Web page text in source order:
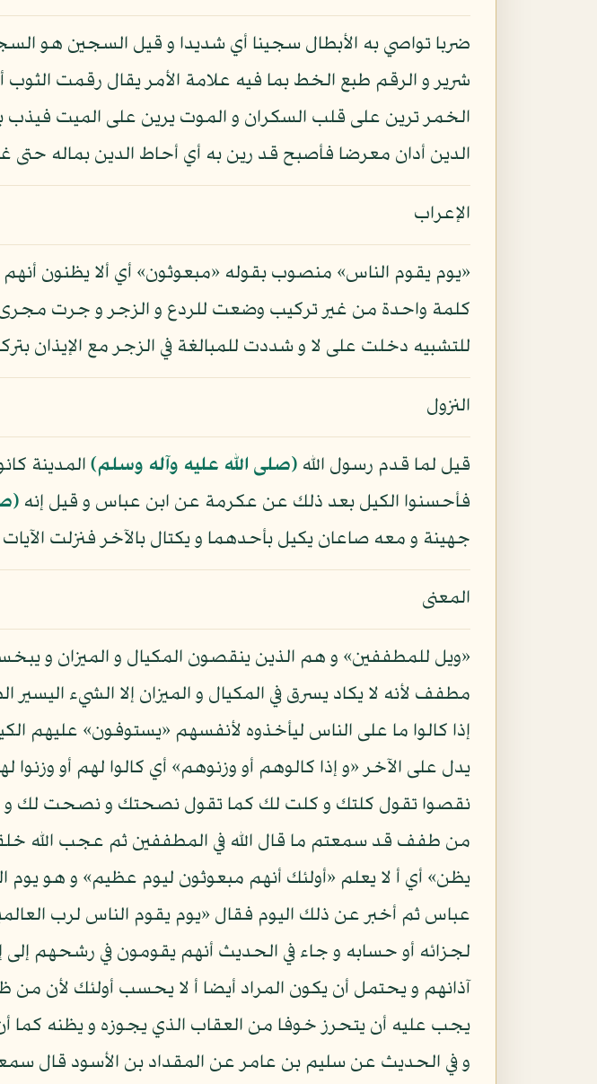
ضربا تواصي به الأبطال سجينا أي شديدا و قيل السجين هو
شرير و الرقم طبع الخط بما فيه علامة الأمر يقال رقمت
الخمر ترين على قلب السكران و الموت يرين على الميت فيذب
الدين أدان معرضا فأصبح قد رين به أي أحاط الدين بماله حتى
الإعراب
«يوم يقوم الناس» منصوب بقوله «مبعوثون» أي ألا يظنون
كلمة واحدة من غير تركيب وضعت للردع و الزجر و جرت
للتشبيه دخلت على لا و شددت للمبالغة في الزجر مع الإيذان
النزول
قيل لما قدم رسول الله (صلى الله عليه وآله وسلم) المدينة
فأحسنوا الكيل بعد ذلك عن عكرمة عن ابن عباس و قيل إنه
جهينة و معه صاعان يكيل بأحدهما و يكتال بالآخر فنزلت
المعنى
«ويل للمطففين» و هم الذين ينقصون المكيال و الميزان و
مطفف لأنه لا يكاد يسرق في المكيال و الميزان إلا الشيء
إذا كالوا ما على الناس ليأخذوه لأنفسهم «يستوفون» عليهم
يدل على الآخر «و إذا كالوهم أو وزنوهم» أي كالوا لهم أو
نقصوا تقول كلتك و كلت لك كما تقول نصحتك و نصحت لك و
من طفف قد سمعتم ما قال الله في المطففين ثم عجب الله
يظن» أي أ لا يعلم «أولئك أنهم مبعوثون ليوم عظيم» و هو
عباس ثم أخبر عن ذلك اليوم فقال «يوم يقوم الناس لرب
لجزائه أو حسابه و جاء في الحديث أنهم يقومون في رشحهم
آذانهم و يحتمل أن يكون المراد أيضا أ لا يحسب أولئك لأن
يجب عليه أن يتحرز خوفا من العقاب الذي يجوزه و يظنه
و في الحديث عن سليم بن عامر عن المقداد بن الأسود قال